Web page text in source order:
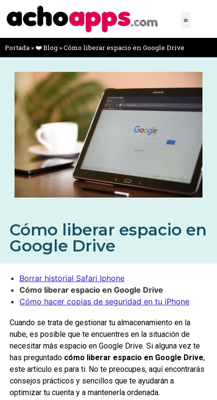
Portada » ❤️ Blog »Cómo liberar espacio en Google Drive
Cómo liberar espacio en
Google Drive
Borrar historial Safari Iphone
Cómo liberar espacio en Google Drive
Cómo hacer copias de seguridad en tu iPhone
Cuando se trata de gestionar tu almacenamiento en la
nube, es posible que te encuentres en la situación de
necesitar más espacio en Google Drive. Si alguna vez te
has preguntado cómo liberar espacio en Google Drive,
este artículo es para ti. No te preocupes, aquí encontrarás
consejos prácticos y sencillos que te ayudarán a
optimizar tu cuenta y a mantenerla ordenada.